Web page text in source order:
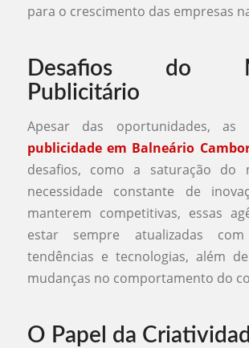
para o crescimento das empresas
Desafios do
Publicitário
Apesar das oportunidades, as
publicidade em Balneário
desafios, como a saturação do
necessidade constante de
manterem competitivas, essas
estar sempre atualizadas
tendências e tecnologias, além
mudanças no comportamento do
O Papel da